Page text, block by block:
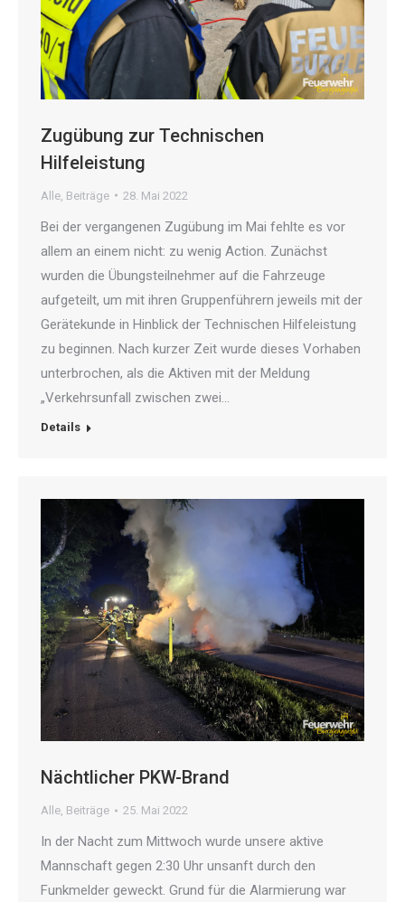
Zugübung zur Technischen
Hilfeleistung
Alle Beiträge 28. Mai 2022
Bei der vergangenen Zugübung im Mai fehlte es vor
allem an einem nicht: zu wenig Action. Zunächst
wurden die Übungsteilnehmer auf die Fahrzeuge
aufgeteilt, um mit ihren Gruppenführern jeweils mit der
Gerätekunde in Hinblick der Technischen Hilfeleistung
zu beginnen. Nach kurzer Zeit wurde dieses Vorhaben
unterbrochen, als die Aktiven mit der Meldung
„Verkehrsunfall zwischen zwei…
Details
Nächtlicher PKW-Brand
Alle, Beiträge 25. Mai 2022
In der Nacht zum Mittwoch wurde unsere aktive
Mannschaft gegen 2:30 Uhr unsanft durch den
Funkmelder geweckt. Grund für die Alarmierung war